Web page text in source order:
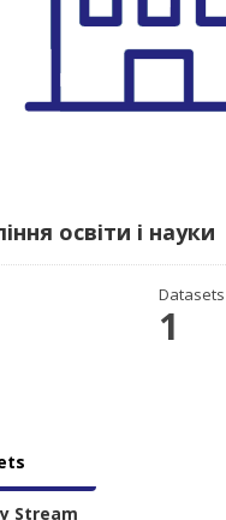
освіти і науки
Datasets
1
Stream